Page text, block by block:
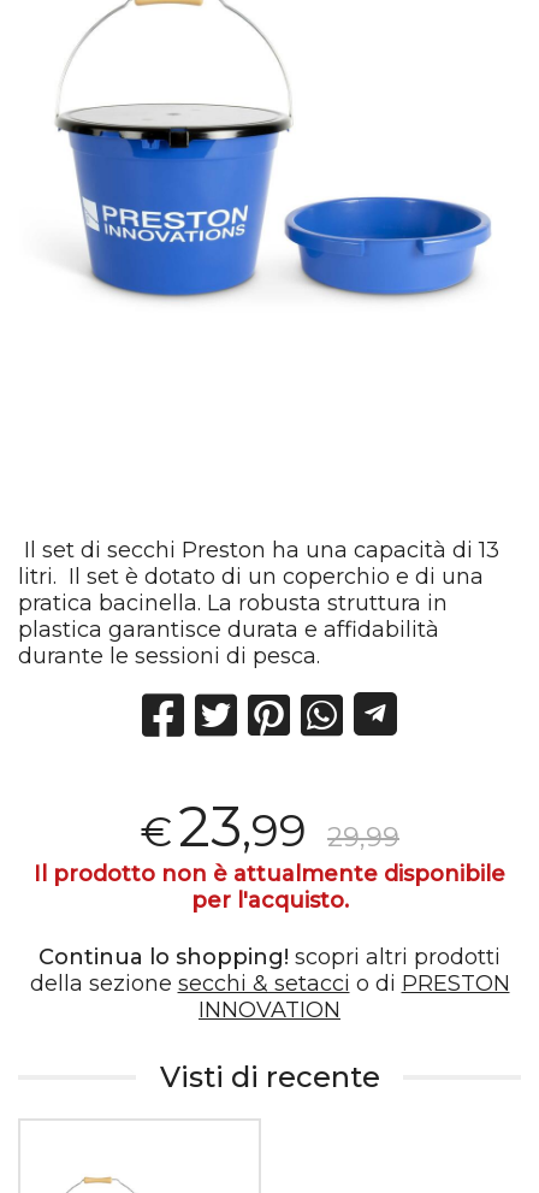
Il set di secchi Preston ha una capacità di 13
litri. Il set è dotato di un coperchio e di una
pratica bacinella. La robusta struttura in
plastica garantisce durata e affidabilità
durante le sessioni di pesca.
€23,99 29,99
Il prodotto non è attualmente disponibile
per l'acquisto.
Continua lo shopping! scopri altri prodotti
della sezione secchi & setacci o di PRESTON
INNOVATION
Visti di recente